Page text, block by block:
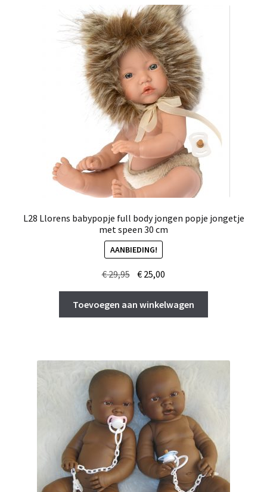
L28 Llorens babypopje full body jongen popje jongetje
met speen 30 cm
AANBIEDING!
€29,95 Oorspronkelijke
was:
€ 29,95.
€ 25,00
is:
€ 25,00.
Toevoegen aan winkelwagen